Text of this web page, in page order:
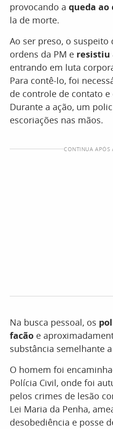
provocando a queda ao
la de morte.
Ao ser preso, o suspeito
ordens da PM e resistiu
entrando em luta
Para contê-lo, foi
de controle de contato
Durante a ação, um
escoriações nas mãos.
CONTINUA APÓS
Na busca pessoal, os
facão e
substância semelhante
O homem foi
Polícia Civil, onde foi
pelos crimes de lesão
Lei Maria da Penha,
desobediência e posse